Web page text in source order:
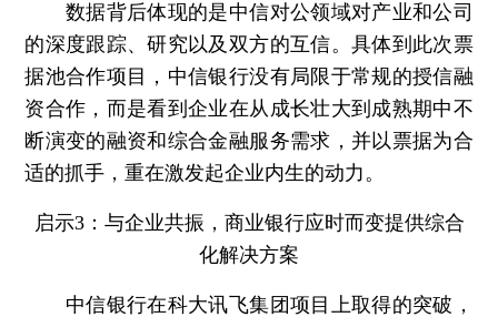
数据背后体现的是中信对公领域对产业和公司
的深度跟踪、研究以及双方的互信。具体到此次票
据池合作项目，中信银行没有局限于常规的授信融
资合作，而是看到企业在从成长壮大到成熟期中不
断演变的融资和综合金融服务需求，并以票据为合
适的抓手，重在激发起企业内生的动力。
启示3：与企业共振，商业银行应时而变提供综合
化解决方案
中信银行在科大讯飞集团项目上取得的突破，